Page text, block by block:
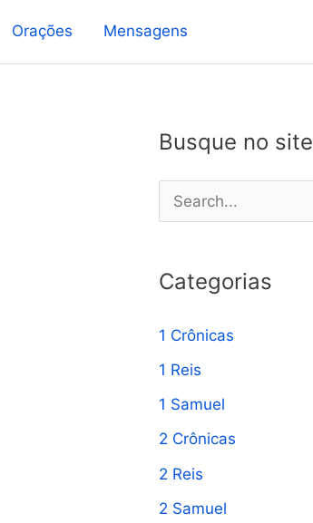
Orações Mensagens
Busque no site
e
q
s
a
r
p
o
Categorias
1 Crônicas
1 Reis
1 Samuel
2 Crônicas
2 Reis
2 Samuel